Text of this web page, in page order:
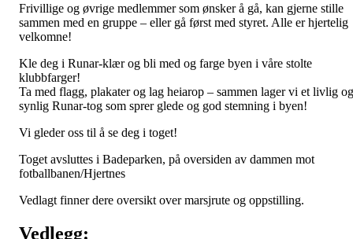
Frivillige og øvrige medlemmer som ønsker å gå, kan gjerne stille
sammen med en gruppe – eller gå først med styret. Alle er hjertelig
velkomne!
Kle deg i Runar-klær og bli med og farge byen i våre stolte
klubbfarger!
Ta med flagg, plakater og lag heiarop – sammen lager vi et livlig og
synlig Runar-tog som sprer glede og god stemning i byen!
Vi gleder oss til å se deg i toget!
Toget avsluttes i Badeparken, på oversiden av dammen mot
fotballbanen/Hjertnes
Vedlagt finner dere oversikt over marsjrute og oppstilling.
Vedlegg: